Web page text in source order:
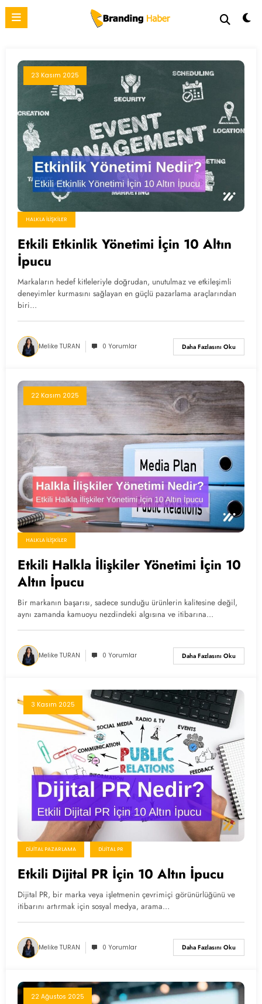
İçeriğe
23 Kasım 2025
HALKLA İLIŞKILER
Etkili Etkinlik Yönetimi İçin 10 Altın
İpucu
Markaların hedef kitleleriyle doğrudan, unutulmaz ve etkileşimli
deneyimler kurmasını sağlayan en güçlü pazarlama araçlarından
biri…
Melike TURAN 0 Yorumlar Daha Fazlasını Oku
22 Kasım 2025
HALKLA İLIŞKILER
Etkili Halkla İlişkiler Yönetimi İçin 10
Altın İpucu
Bir markanın başarısı, sadece sunduğu ürünlerin kalitesine değil,
aynı zamanda kamuoyu nezdindeki algısına ve itibarına…
Melike TURAN 0 Yorumlar Daha Fazlasını Oku
3 Kasım 2025
DIJITAL PAZARLAMA DIJITAL PR
Etkili Dijital PR İçin 10 Altın İpucu
Dijital PR, bir marka veya işletmenin çevrimiçi görünürlüğünü ve
itibarını artırmak için sosyal medya, arama…
Melike TURAN 0 Yorumlar Daha Fazlasını Oku
22 Ağustos 2025